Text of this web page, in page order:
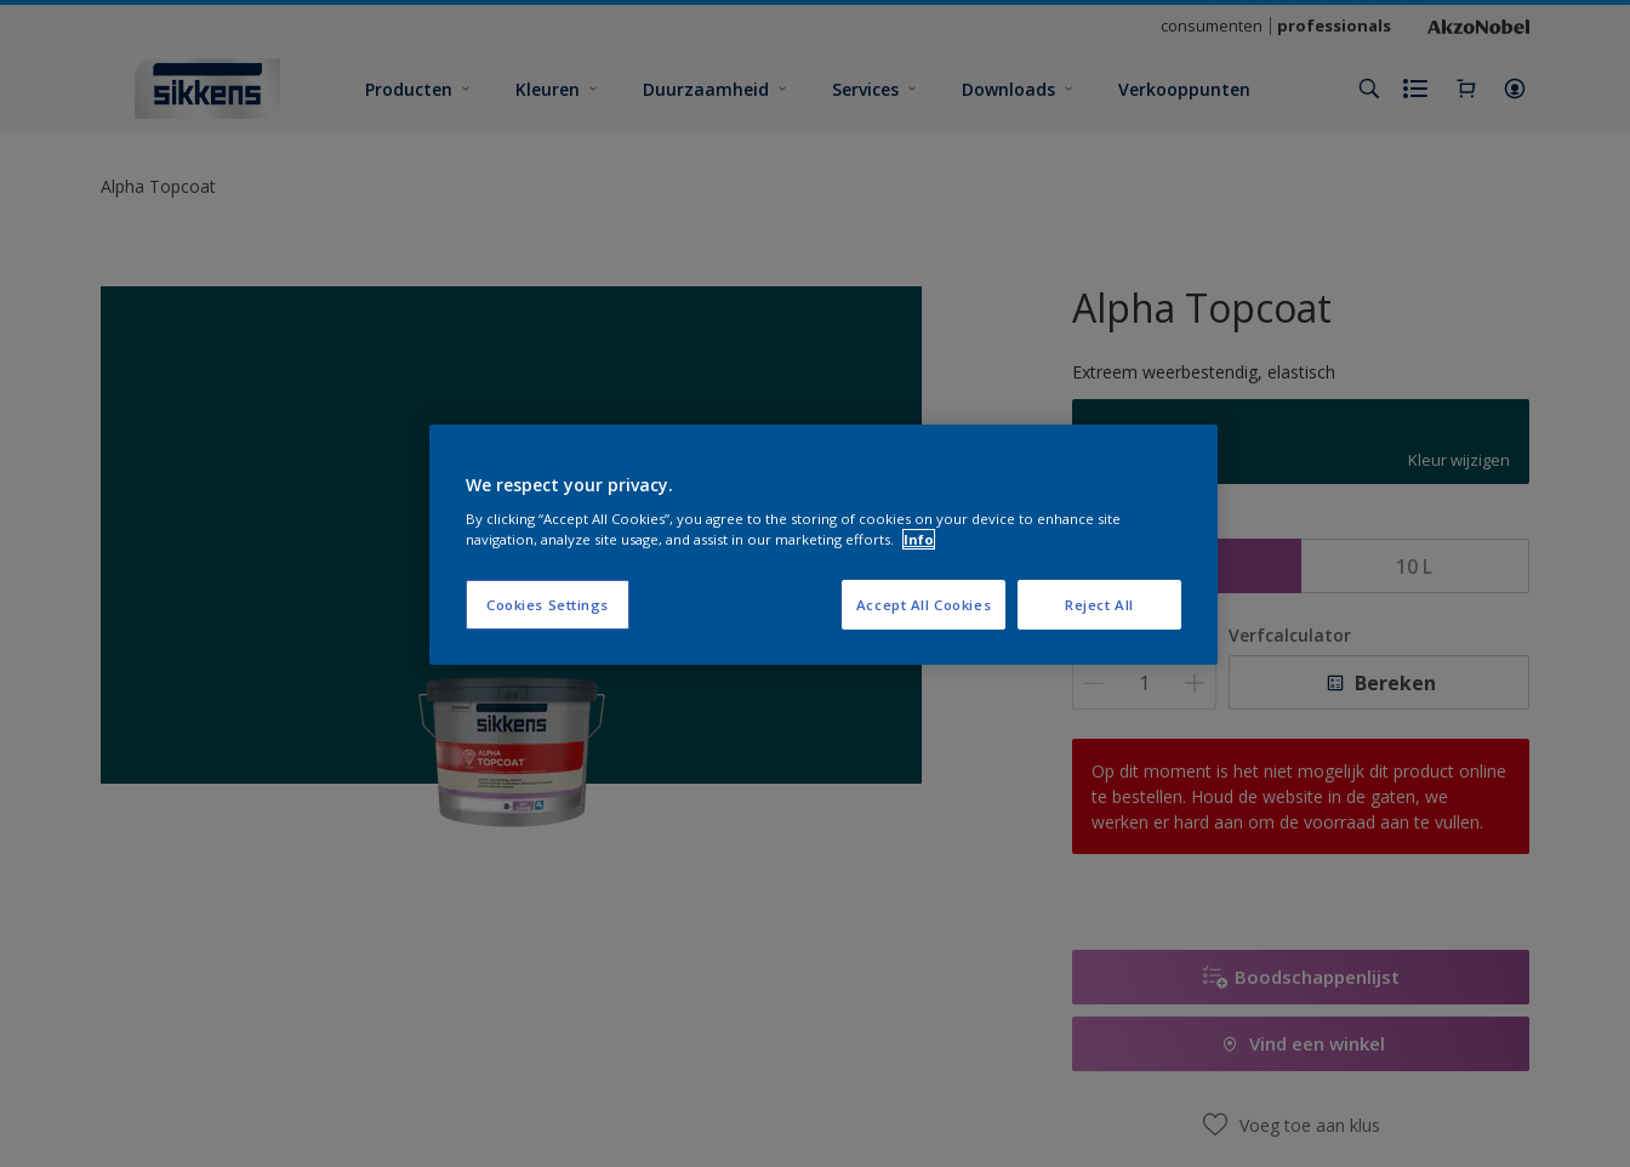
consumenten professionals
Producten Kleuren Duurzaamheid Services Downloads Verkooppunten
Alpha Topcoat
Alpha Topcoat
Extreem weerbestendig, elastisch
5020
Kleur wijzigen
Grootte
10 L
Aantal Verfcalculator
Bereken
Op dit moment is het niet mogelijk dit product online
te bestellen. Houd de website in de gaten, we
werken er hard aan om de voorraad aan te vullen.
Boodschappenlijst
Vind een winkel
Voeg toe aan klus
We respect your privacy.
By clicking “Accept All Cookies”, you agree to the storing of cookies on your device to enhance site
navigation, analyze site usage, and assist in our marketing efforts.
Info
Cookies Settings Reject All
Accept All Cookies